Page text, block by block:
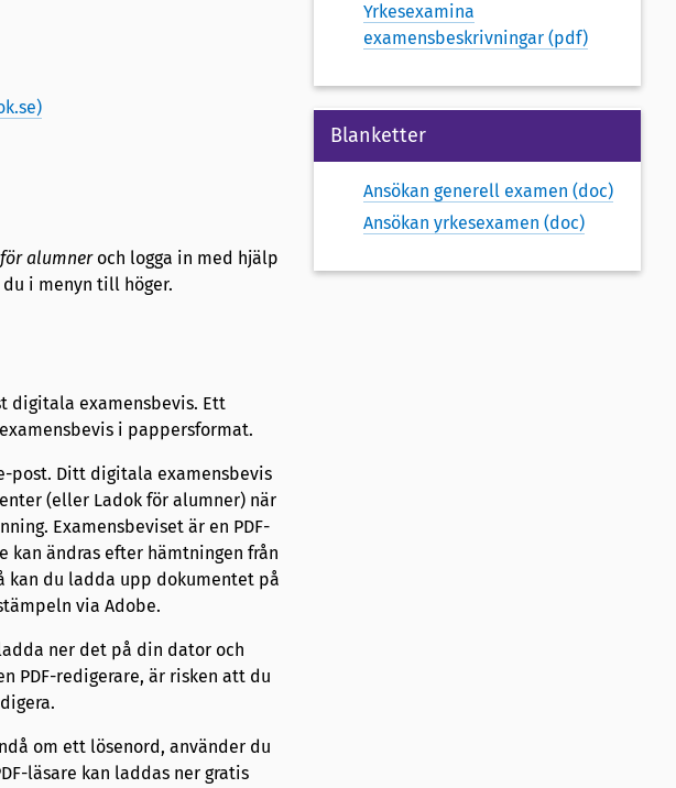
alumneroch logga in med hjälp
i menyn till höger.
digitala examensbevis. Ett
i pappersformat.
post. Ditt digitala examensbevis
(eller Ladok för alumner) när
Examensbeviset är en PDF-
ändras efter hämtningen från
kan du ladda upp dokumentet på
via Adobe.
ner det på din dator och
PDF-redigerare, är risken att du
om ett lösenord, använder du
läsare kan laddas ner gratis
Yrkesexamina
examensbeskrivningar (pdf)
Blanketter
Ansökan generell examen (doc)
Ansökan yrkesexamen (doc)